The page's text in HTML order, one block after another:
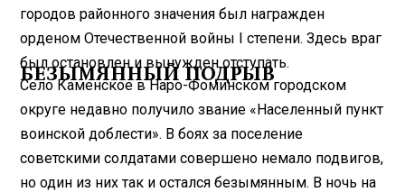
городов районного значения был награжден
орденом Отечественной войны I степени. Здесь враг
был остановлен и вынужден отступать.
БЕЗЫМЯННЫЙ ПОДРЫВ
Село Каменское в Наро-Фоминском городском
округе недавно получило звание «Населенный пункт
воинской доблести». В боях за поселение
советскими солдатами совершено немало подвигов,
но один из них так и остался безымянным. В ночь на